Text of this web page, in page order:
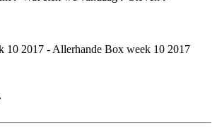
10 2017 - Allerhande Box week 10 2017